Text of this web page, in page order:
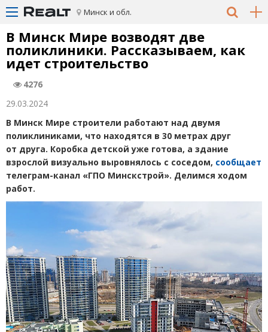
Минск и обл.
В Минск Мире возводят две
поликлиники. Рассказываем, как
идет строительство
4276
29.03.2024
В Минск Мире строители работают над двумя
поликлиниками, что находятся в 30 метрах друг
от друга. Коробка детской уже готова, а здание
взрослой визуально выровнялось с соседом, сообщает
телеграм-канал «ГПО Минскстрой». Делимся ходом
работ.